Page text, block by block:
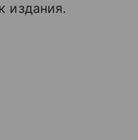
издания.